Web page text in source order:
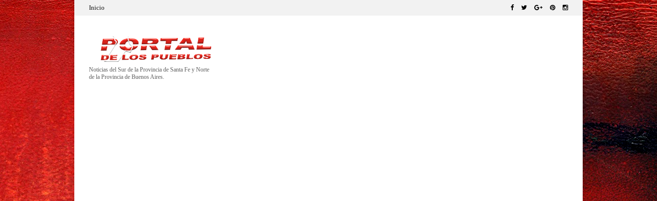
Inicio
Noticias del Sur de la Provincia de Santa Fe y Norte
de la Provincia de Buenos Aires.